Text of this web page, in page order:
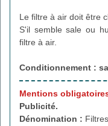
Le filtre à air doit être
S'il semble sale ou
filtre à air.
Conditionnement :
Mentions
Publicité.
Dénomination :